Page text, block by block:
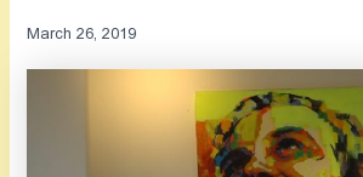
March 26, 2019